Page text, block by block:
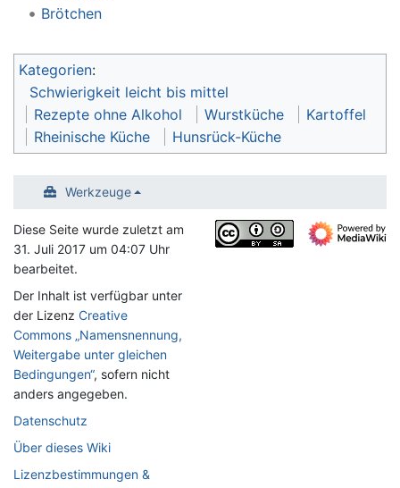
Brötchen
Kategorien:
Schwierigkeit leicht bis mittel
Rezepte ohne Alkohol
Wurstküche
Kartoffel
Rheinische Küche
Hunsrück-Küche
Werkzeuge
Diese Seite wurde zuletzt am
31. Juli 2017 um 04:07 Uhr
bearbeitet.
Der Inhalt ist verfügbar unter
der Lizenz Creative
Commons „Namensnennung,
Weitergabe unter gleichen
Bedingungen“, sofern nicht
anders angegeben.
Datenschutz
Über dieses Wiki
Lizenzbestimmungen &